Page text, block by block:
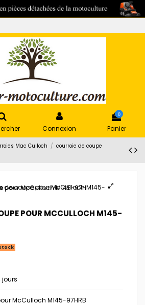
Connexion
0
Panier
Mac Culloch
courroie de coupe
POUR MCCULLOCH M145-
jours
McCulloch M145-97HRB